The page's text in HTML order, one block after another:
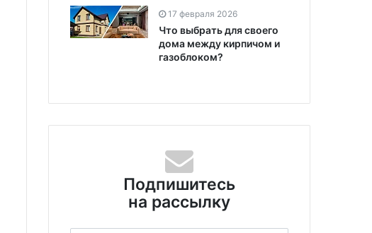
17 февраля 2026
Что выбрать для своего
дома между кирпичом и
газоблоком?
Подпишитесь
на рассылку